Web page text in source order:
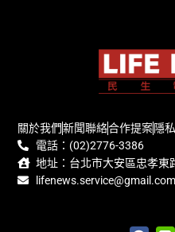
關於我們新聞聯絡合作提案隱
電話：(02)2776-3386
地址：台北市大安區忠孝東
lifenews.service@gmail.com